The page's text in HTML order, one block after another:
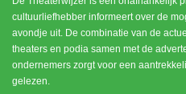
cultuurliefhebber informeert over de
avondje uit. De combinatie van de
theaters en podia samen met de
ondernemers zorgt voor een
gelezen.